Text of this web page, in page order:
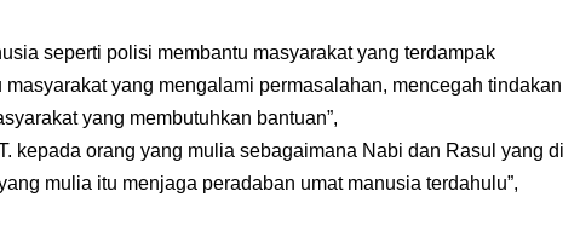
seperti polisi membantu masyarakat yang terdampak
yang mengalami permasalahan, mencegah tindakan
yang membutuhkan bantuan”,
kepada orang yang mulia sebagaimana Nabi dan Rasul yang di
mulia itu menjaga peradaban umat manusia terdahulu”,